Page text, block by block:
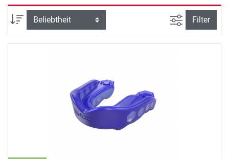
Freizeit-Sportler und anspruchsvolle Boxer. Wir statten Sie
perfekt für das Boxtraining aus: Mit unserer hochwertigen
Boxausrüstung namhafter Hersteller wie adidas, Century,
Everlast, Hayabusa oder Shock Doctor steigen Sie sicher in
Sortierung Ansicht
Filter